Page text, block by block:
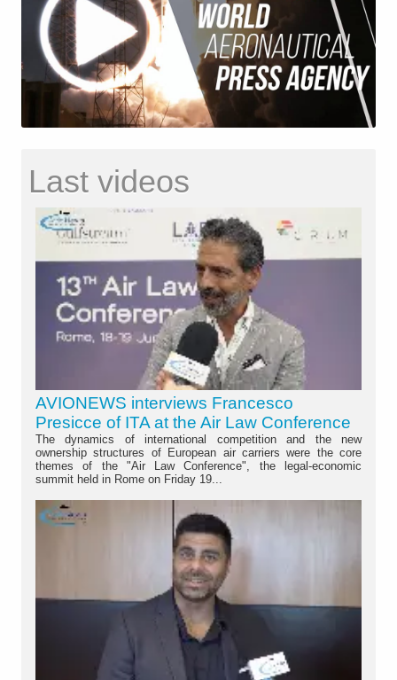
Last videos
AVIONEWS interviews Francesco
Presicce of ITA at the Air Law Conference
The dynamics of international competition and the new
ownership structures of European air carriers were the core
themes of the "Air Law Conference", the legal-economic
summit held in Rome on Friday 19...